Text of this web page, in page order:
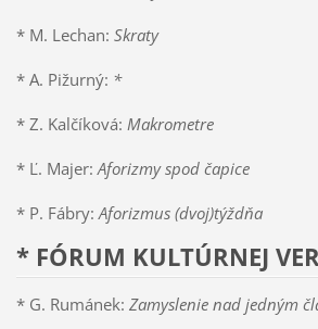
* M. Lechan: Skraty
* A. Pižurný: *
* Z. Kalčíková: Makrometre
* Ľ. Majer:Aforizmy spod čapice
* P. Fábry:Aforizmus (dvoj)týždňa
* FÓRUM KULTÚRNEJ
* G. Rumánek: Zamyslenie nad jedným